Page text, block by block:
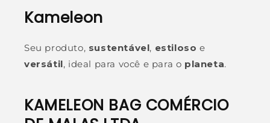
Kameleon
Seu produto, sustentável, estiloso e
versátil, ideal para você e para o planeta.
KAMELEON BAG COMÉRCIO